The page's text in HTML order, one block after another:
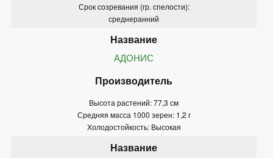
Срок созревания (гр. спелости):
среднеранний
АДОНИС
Высота растений: 77,3 см
Средняя масса 1000 зерен: 1,2 г
Холодостойкость: Высокая